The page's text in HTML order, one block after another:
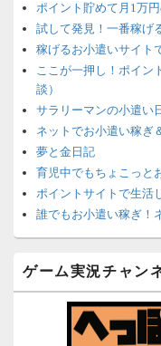
ポイント貯めて月1万
試して発見！一番稼げ
稼げるお小遣いサイト
ここが一押し！ポイ
談）
サラリーマンの小遣い
ネットでお小遣い稼ぎ
夢と金日記
育児中でもちょこっと
ポイントサイトで生活
誰でもお小遣い稼ぎ！
ネットで簡単にお小
ポイントがお金に！？
ネット収入攻略ナビ
ポイントサイトは安全
ゲーム実況チャン